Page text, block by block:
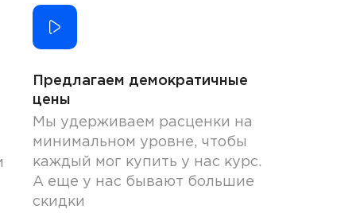
Предлагаем демократичные
цены
Мы удерживаем расценки на
минимальном уровне, чтобы
каждый мог купить у нас курс.
А еще у нас бывают большие
скидки